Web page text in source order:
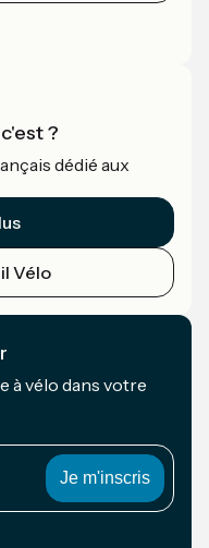
?
dédié aux
Vélo
à vélo dans votre